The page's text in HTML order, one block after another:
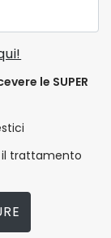
le SUPER
trattamento